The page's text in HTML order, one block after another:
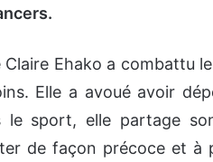
Claire Ehako a combattu
Elle a avoué avoir
le sport, elle partage
de façon précoce et à